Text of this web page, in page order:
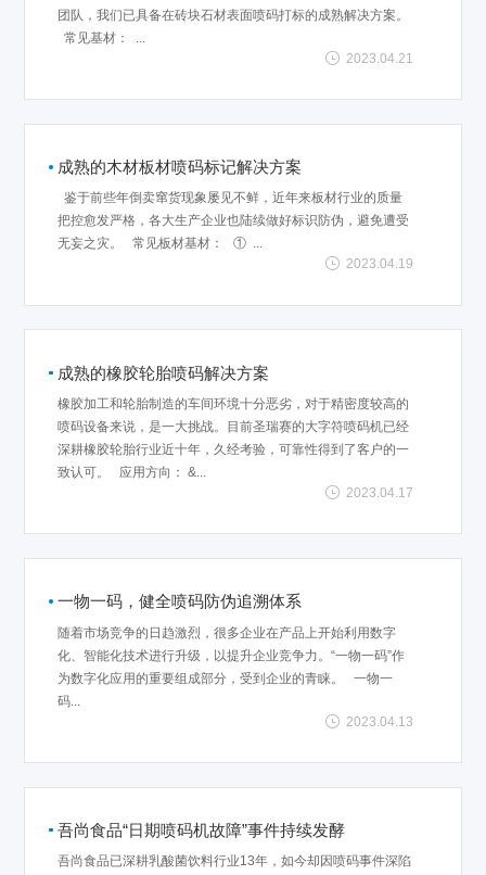
团队，我们已具备在砖块石材表面喷码打标的成熟解决方案。
常见基材： ...
2023.04.21
成熟的木材板材喷码标记解决方案
鉴于前些年倒卖窜货现象屡见不鲜，近年来板材行业的质量
把控愈发严格，各大生产企业也陆续做好标识防伪，避免遭受
无妄之灾。 常见板材基材： ① ...
2023.04.19
成熟的橡胶轮胎喷码解决方案
橡胶加工和轮胎制造的车间环境十分恶劣，对于精密度较高的
喷码设备来说，是一大挑战。目前圣瑞赛的大字符喷码机已经
深耕橡胶轮胎行业近十年，久经考验，可靠性得到了客户的一
致认可。 应用方向： &...
2023.04.17
一物一码，健全喷码防伪追溯体系
随着市场竞争的日趋激烈，很多企业在产品上开始利用数字
化、智能化技术进行升级，以提升企业竞争力。“一物一码”作
为数字化应用的重要组成部分，受到企业的青睐。 一物一
码...
2023.04.13
吾尚食品“日期喷码机故障”事件持续发酵
吾尚食品已深耕乳酸菌饮料行业13年，如今却因喷码事件深陷